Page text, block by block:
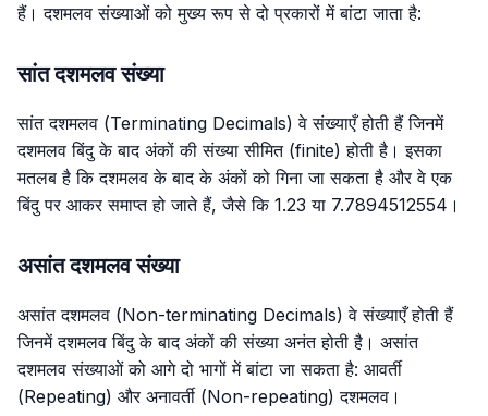
हैं। दशमलव संख्याओं को मुख्य रूप से दो प्रकारों में बांटा जाता है:
सांत दशमलव संख्या
सांत दशमलव (Terminating Decimals) वे संख्याएँ होती हैं जिनमें
दशमलव बिंदु के बाद अंकों की संख्या सीमित (finite) होती है। इसका
मतलब है कि दशमलव के बाद के अंकों को गिना जा सकता है और वे एक
बिंदु पर आकर समाप्त हो जाते हैं, जैसे कि 1.23 या 7.7894512554।
असांत दशमलव संख्या
असांत दशमलव (Non-terminating Decimals) वे संख्याएँ होती हैं
जिनमें दशमलव बिंदु के बाद अंकों की संख्या अनंत होती है। असांत
दशमलव संख्याओं को आगे दो भागों में बांटा जा सकता है: आवर्ती
(Repeating) और अनावर्ती (Non-repeating) दशमलव।